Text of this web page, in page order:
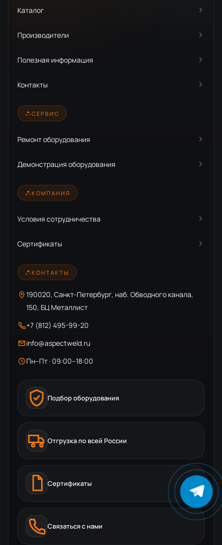
Каталог
Производители
Полезная информация
Контакты
СЕРВИС
Ремонт оборудования
Демонстрация оборудования
КОМПАНИЯ
Условия сотрудничества
Сертификаты
КОНТАКТЫ
190020, Санкт-Петербург, наб. Обводного канала,
150, БЦ Металлист
+7 (812) 495-99-20
info@aspectweld.ru
Пн–Пт · 09:00–18:00
Подбор оборудования
Отгрузка по всей России
Сертификаты
Связаться с нами